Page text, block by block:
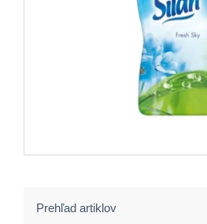
Prehľad artiklov